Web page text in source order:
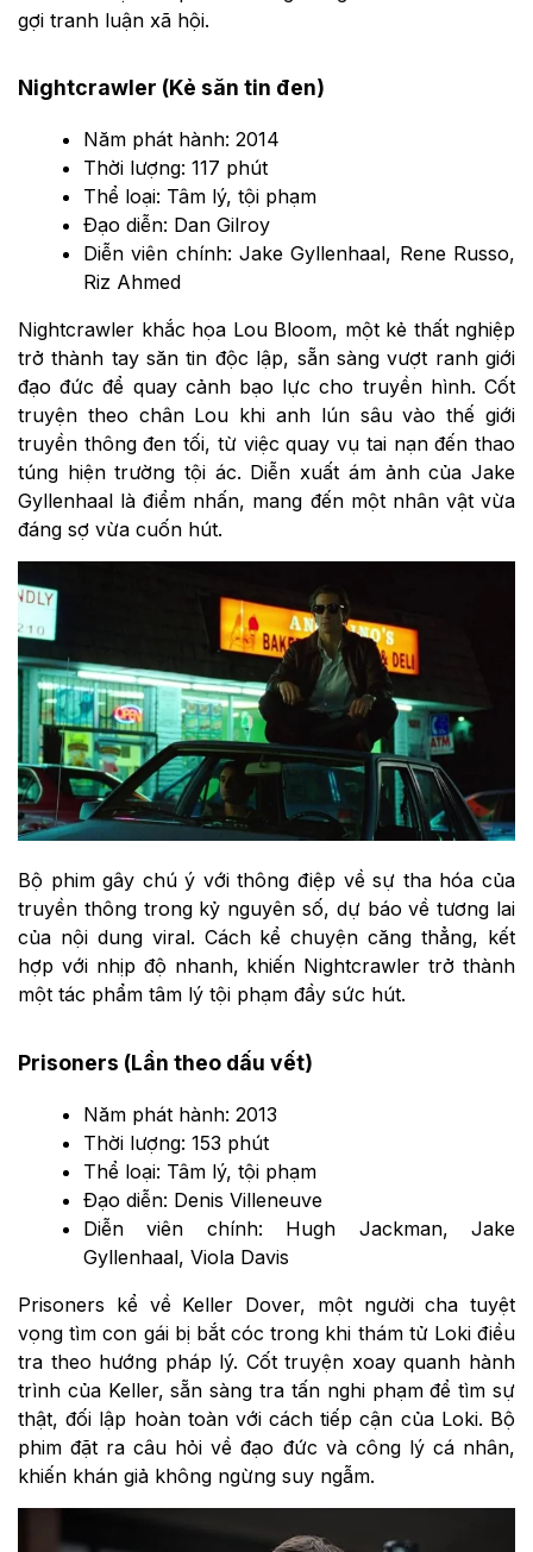
gợi tranh luận xã hội.
Nightcrawler (Kẻ săn tin đen)
Năm phát hành: 2014
Thời lượng: 117 phút
Thể loại: Tâm lý, tội phạm
Đạo diễn: Dan Gilroy
Diễn viên chính: Jake Gyllenhaal, Rene Russo,
Riz Ahmed
Nightcrawler khắc họa Lou Bloom, một kẻ thất nghiệp
trở thành tay săn tin độc lập, sẵn sàng vượt ranh giới
đạo đức để quay cảnh bạo lực cho truyền hình. Cốt
truyện theo chân Lou khi anh lún sâu vào thế giới
truyền thông đen tối, từ việc quay vụ tai nạn đến thao
túng hiện trường tội ác. Diễn xuất ám ảnh của Jake
Gyllenhaal là điểm nhấn, mang đến một nhân vật vừa
đáng sợ vừa cuốn hút.
Bộ phim gây chú ý với thông điệp về sự tha hóa của
truyền thông trong kỷ nguyên số, dự báo về tương lai
của nội dung viral. Cách kể chuyện căng thẳng, kết
hợp với nhịp độ nhanh, khiến Nightcrawler trở thành
một tác phẩm tâm lý tội phạm đầy sức hút.
Prisoners (Lần theo dấu vết)
Năm phát hành: 2013
Thời lượng: 153 phút
Thể loại: Tâm lý, tội phạm
Đạo diễn: Denis Villeneuve
Diễn viên chính: Hugh Jackman, Jake
Gyllenhaal, Viola Davis
Prisoners kể về Keller Dover, một người cha tuyệt
vọng tìm con gái bị bắt cóc trong khi thám tử Loki điều
tra theo hướng pháp lý. Cốt truyện xoay quanh hành
trình của Keller, sẵn sàng tra tấn nghi phạm để tìm sự
thật, đối lập hoàn toàn với cách tiếp cận của Loki. Bộ
phim đặt ra câu hỏi về đạo đức và công lý cá nhân,
khiến khán giả không ngừng suy ngẫm.